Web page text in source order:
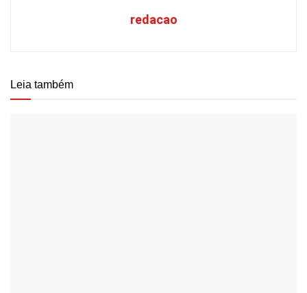
redacao
Leia também